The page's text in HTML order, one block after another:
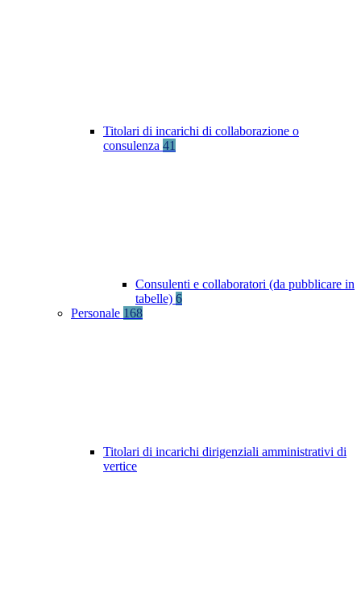
Titolari di incarichi di collaborazione o
consulenza 41
Consulenti e collaboratori (da pubblicare in
tabelle) 6
Personale 168
Titolari di incarichi dirigenziali amministrativi di
vertice